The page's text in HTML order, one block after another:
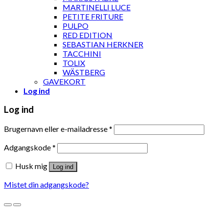
MARTINELLI LUCE
PETITE FRITURE
PULPO
RED EDITION
SEBASTIAN HERKNER
TACCHINI
TOLIX
WÄSTBERG
GAVEKORT
Log ind
Log ind
Brugernavn eller e-mailadresse*
Adgangskode*
Husk mig
Log ind
Mistet din adgangskode?